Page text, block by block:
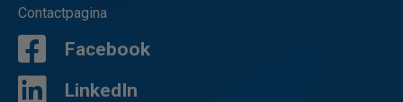
Contactpagina
Facebook
LinkedIn